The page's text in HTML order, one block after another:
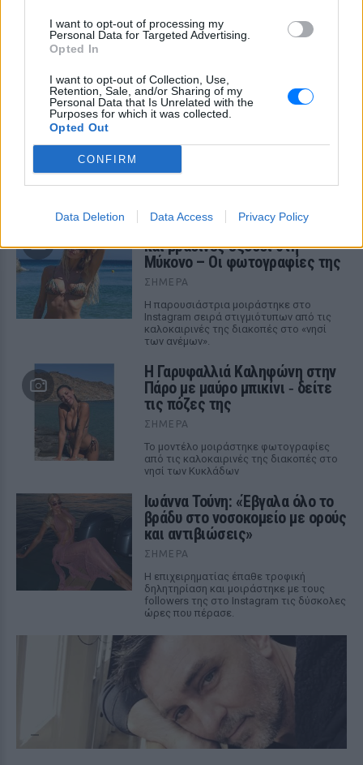
I want to opt-out of processing my
Personal Data for Targeted Advertising.
Opted In
I want to opt-out of Collection, Use,
Retention, Sale, and/or Sharing of my
Personal Data that Is Unrelated with the
Purposes for which it was collected.
Opted Out
CONFIRM
Data Deletion Data Access Privacy Policy
ΔΕΙΤΕ ΕΠΙΣΗΣ
Βάλια Χατζηθεοδώρου: Μπικίνι
και βραδινές έξοδοι στη
Μύκονο – Οι φωτογραφίες της
ΣΉΜΕΡΑ
Η παρουσιάστρια μοιράστηκε στο
Instagram σειρά στιγμιότυπων από τις
καλοκαιρινές της διακοπές στο «νησί
των ανέμων».
Η Γαρυφαλλιά Καληφώνη στην
Πάρο με μαύρο μπικίνι ‑ δείτε
τις πόζες της
ΣΉΜΕΡΑ
Το μοντέλο μοιράστηκε φωτογραφίες
από τις καλοκαιρινές της διακοπές στο
νησί των Κυκλάδων
Ιωάννα Τούνη: «Έβγαλα όλο το
βράδυ στο νοσοκομείο με ορούς
και αντιβιώσεις»
ΣΉΜΕΡΑ
Η επιχειρηματίας έπαθε τροφική
δηλητηρίαση και μοιράστηκε με τους
followers της στο Instagram τις δύσκολες
ώρες που πέρασε.